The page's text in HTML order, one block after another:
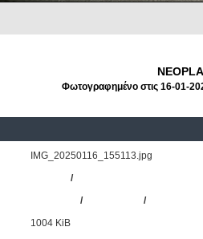
Φωτογραφημένο στις 16-01-
IMG_20250116_155113.jpg
/
/ /
1004 KiB